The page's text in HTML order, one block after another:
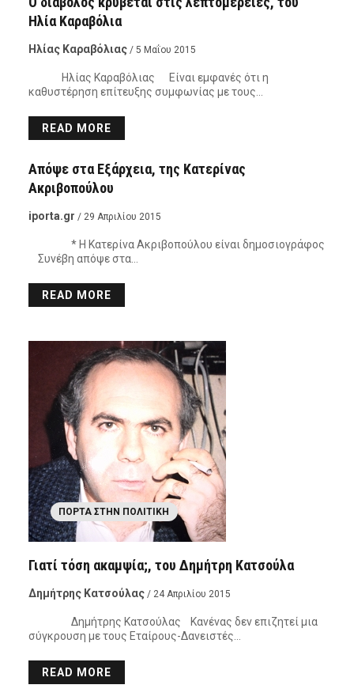
Ηλία Καραβόλια
Ηλίας Καραβόλιας / 5 Μαΐου 2015
Ηλίας Καραβόλιας Είναι εμφανές ότι η
καθυστέρηση επίτευξης συμφωνίας με τους…
READ MORE
ΚΟΙΝΩΝΊΑ - ΕΛΛΆΔΑ - ΟΙΚΟΝΟΜΊΑ
Απόψε στα Εξάρχεια, της Κατερίνας
Ακριβοπούλου
iporta.gr / 29 Απριλίου 2015
* Η Κατερίνα Ακριβοπούλου είναι δημοσιογράφος
Συνέβη απόψε στα…
READ MORE
ΠΌΡΤΑ ΣΤΗΝ ΠΟΛΙΤΙΚΉ
Γιατί τόση ακαμψία;, του Δημήτρη Κατσούλα
Δημήτρης Κατσούλας / 24 Απριλίου 2015
Δημήτρης Κατσούλας Κανένας δεν επιζητεί μια
σύγκρουση με τους Εταίρους-Δανειστές…
READ MORE